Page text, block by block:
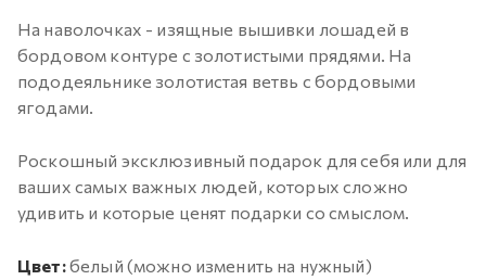
На наволочках - изящные вышивки лошадей в
бордовом контуре с золотистыми прядями. На
пододеяльнике золотистая ветвь с бордовыми
ягодами.
Роскошный эксклюзивный подарок для себя или для
ваших самых важных людей, которых сложно
удивить и которые ценят подарки со смыслом.
Цвет:белый (можно изменить на нужный)